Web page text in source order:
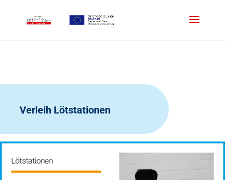
Verleih Lötstationen